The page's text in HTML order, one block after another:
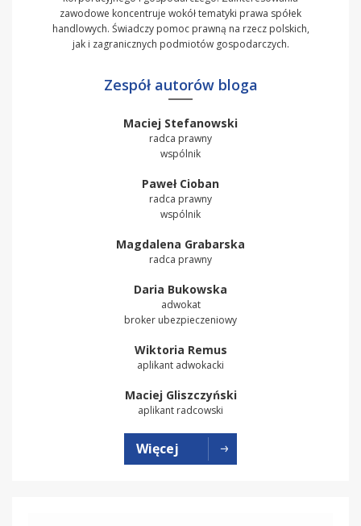
zawodowe koncentruje wokół tematyki prawa spółek
handlowych. Świadczy pomoc prawną na rzecz polskich,
jak i zagranicznych podmiotów gospodarczych.
Zespół autorów bloga
Maciej Stefanowski
radca prawny
wspólnik
Paweł Cioban
radca prawny
wspólnik
Magdalena Grabarska
radca prawny
Daria Bukowska
adwokat
broker ubezpieczeniowy
Wiktoria Remus
aplikant adwokacki
Maciej Gliszczyński
aplikant radcowski
Więcej